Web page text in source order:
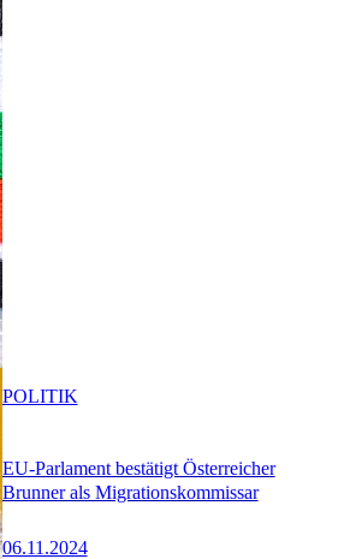
EU-Parlament bestätigt Österreicher
Brunner als Migrationskommissar
06.11.2024
POLITIK